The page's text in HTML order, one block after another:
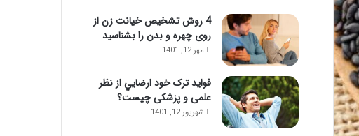
4 روش تشخیص خیانت زن از
روی چهره و بدن را بشناسید
مهر 12, 1401
فواید ترک خود ارضايي از نظر
علمی و پزشکی چیست؟
شهریور 12, 1401